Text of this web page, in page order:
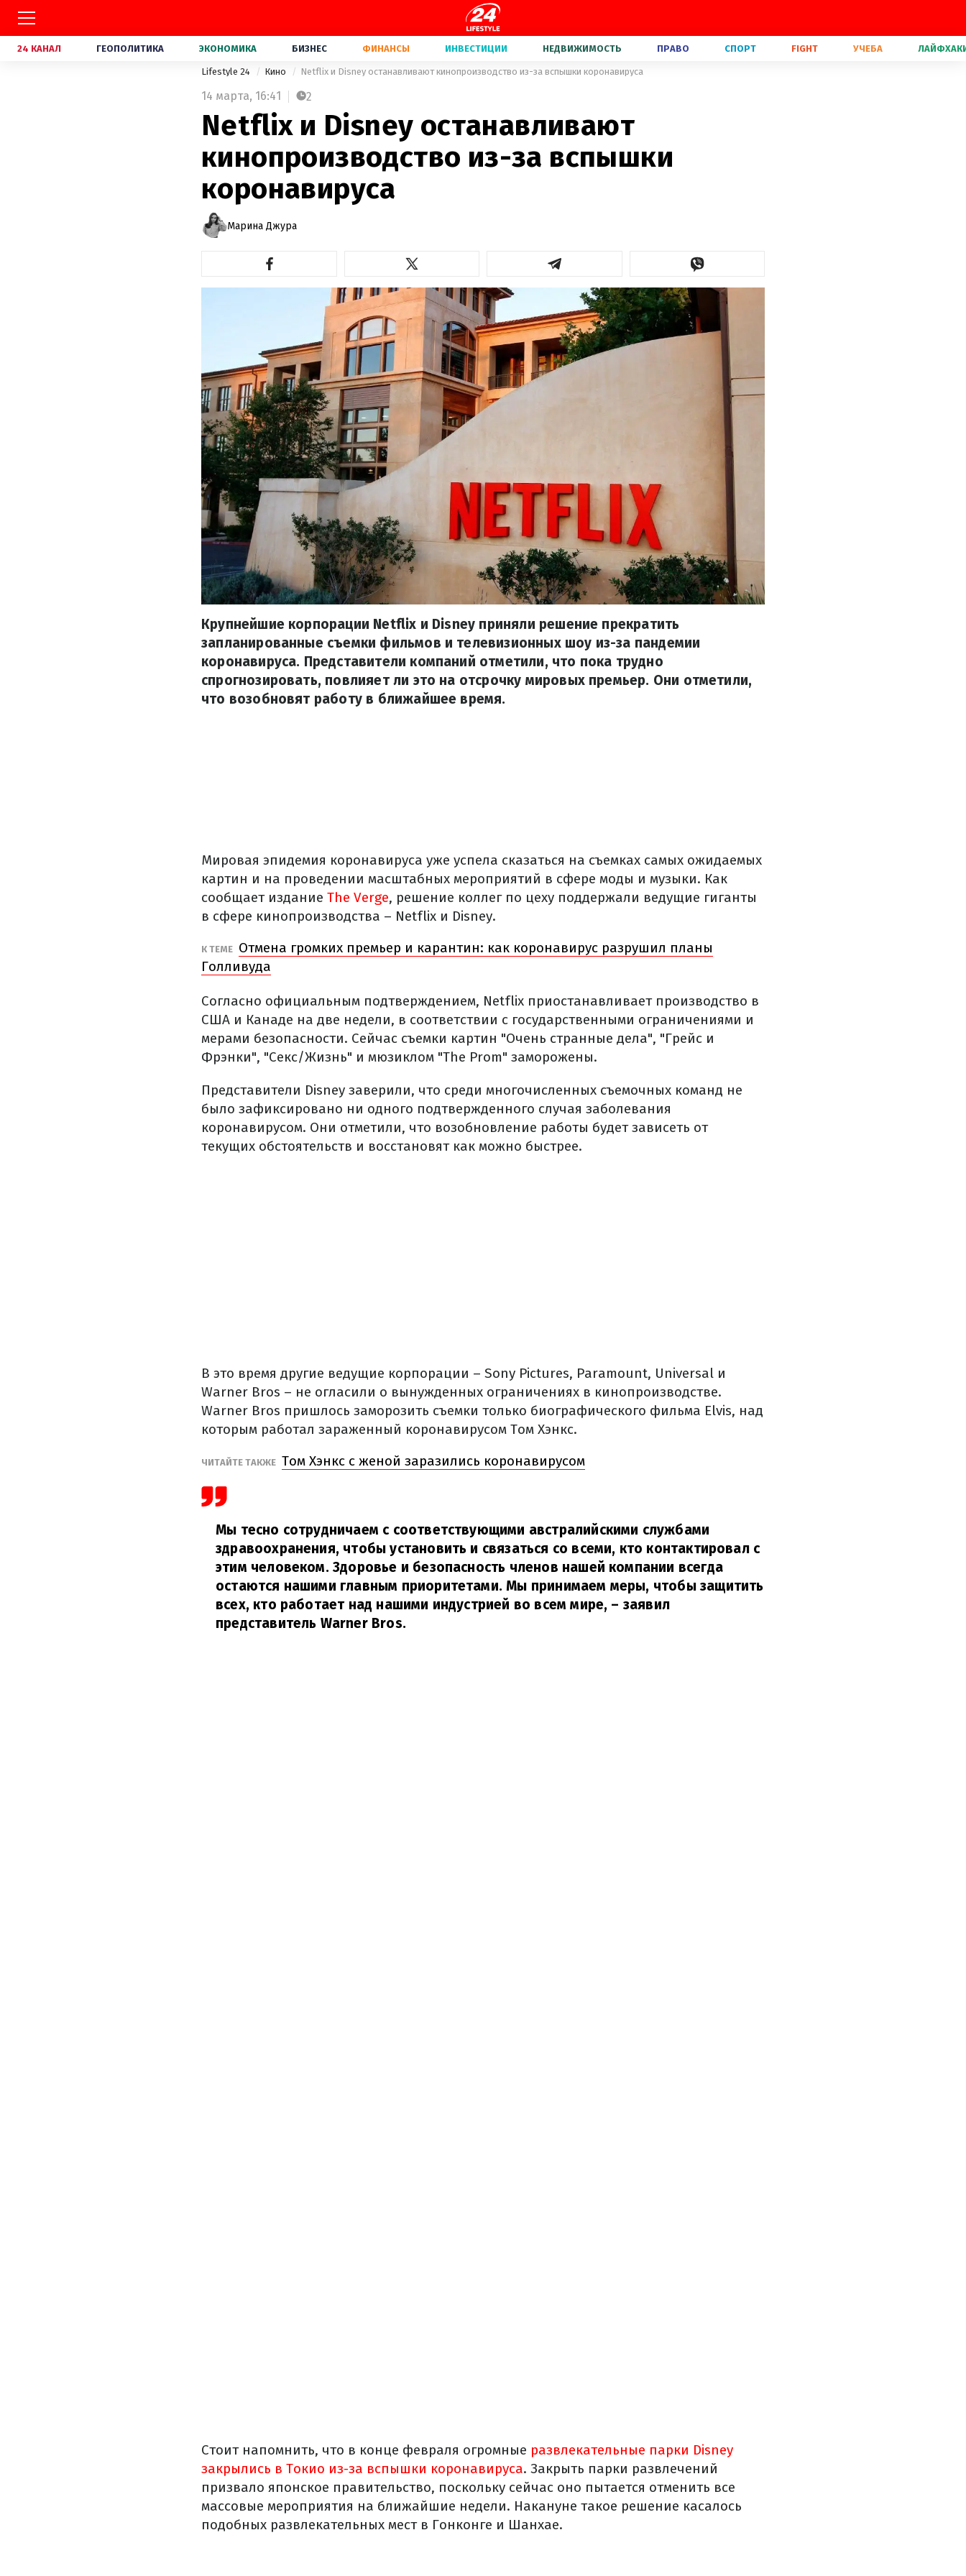
24 КАНАЛ ГЕОПОЛИТИКА ЭКОНОМИКА БИЗНЕС ФИНАНСЫ ИНВЕСТИЦИИ НЕДВИЖИМОСТЬ ПРАВО СПОРТ FIGHT УЧЕБА
Lifestyle 24 Кино Netflix и Disney останавливают кинопроизводство из-за вспышки коронавируса
14 марта, 16:41 2
Netflix и Disney останавливают
кинопроизводство из-за вспышки
коронавируса
Марина Джура
Крупнейшие корпорации Netflix и Disney приняли решение прекратить
запланированные съемки фильмов и телевизионных шоу из-за пандемии
коронавируса. Представители компаний отметили, что пока трудно
спрогнозировать, повлияет ли это на отсрочку мировых премьер. Они отметили,
что возобновят работу в ближайшее время.
Мировая эпидемия коронавируса уже успела сказаться на съемках самых ожидаемых
картин и на проведении масштабных мероприятий в сфере моды и музыки. Как
сообщает издание The Verge, решение коллег по цеху поддержали ведущие гиганты
в сфере кинопроизводства – Netflix и Disney.
К ТЕМЕ Отмена громких премьер и карантин: как коронавирус разрушил планы
Голливуда
Согласно официальным подтверждением, Netflix приостанавливает производство в
США и Канаде на две недели, в соответствии с государственными ограничениями и
мерами безопасности. Сейчас съемки картин "Очень странные дела", "Грейс и
Фрэнки", "Секс/Жизнь" и мюзиклом "The Prom" заморожены.
Представители Disney заверили, что среди многочисленных съемочных команд не
было зафиксировано ни одного подтвержденного случая заболевания
коронавирусом. Они отметили, что возобновление работы будет зависеть от
текущих обстоятельств и восстановят как можно быстрее.
В это время другие ведущие корпорации – Sony Pictures, Paramount, Universal и
Warner Bros – не огласили о вынужденных ограничениях в кинопроизводстве.
Warner Bros пришлось заморозить съемки только биографического фильма Elvis, над
которым работал зараженный коронавирусом Том Хэнкс.
ЧИТАЙТЕ ТАКЖЕ Том Хэнкс с женой заразились коронавирусом
Мы тесно сотрудничаем с соответствующими австралийскими службами
здравоохранения, чтобы установить и связаться со всеми, кто контактировал с
этим человеком. Здоровье и безопасность членов нашей компании всегда
остаются нашими главным приоритетами. Мы принимаем меры, чтобы защитить
всех, кто работает над нашими индустрией во всем мире, – заявил
представитель Warner Bros.
Стоит напомнить, что в конце февраля огромные развлекательные парки Disney
закрылись в Токио из-за вспышки коронавируса. Закрыть парки развлечений
призвало японское правительство, поскольку сейчас оно пытается отменить все
массовые мероприятия на ближайшие недели. Накануне такое решение касалось
подобных развлекательных мест в Гонконге и Шанхае.